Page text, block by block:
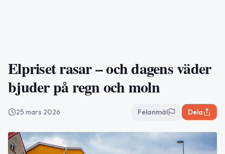
Elpriset rasar – och dagens väder
bjuder på regn och moln
25 mars 2026 Felanmäl Dela